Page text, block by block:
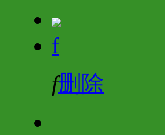
f
f删除